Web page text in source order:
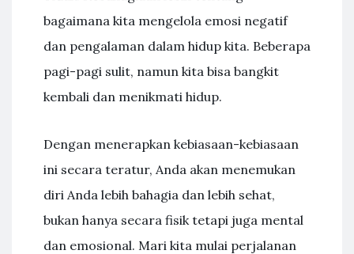
bagaimana kita mengelola emosi negatif
dan pengalaman dalam hidup kita. Beberapa
pagi-pagi sulit, namun kita bisa bangkit
kembali dan menikmati hidup.
Dengan menerapkan kebiasaan-kebiasaan
ini secara teratur, Anda akan menemukan
diri Anda lebih bahagia dan lebih sehat,
bukan hanya secara fisik tetapi juga mental
dan emosional. Mari kita mulai perjalanan